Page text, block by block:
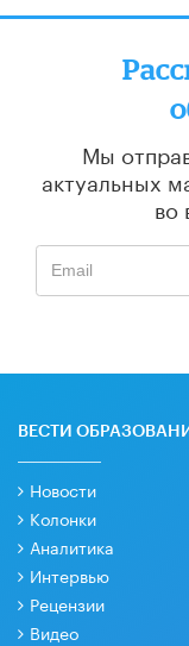
Мы
актуальных
во
ВЕСТИ
Новости
Колонки
Аналитика
Интервью
Рецензии
Видео